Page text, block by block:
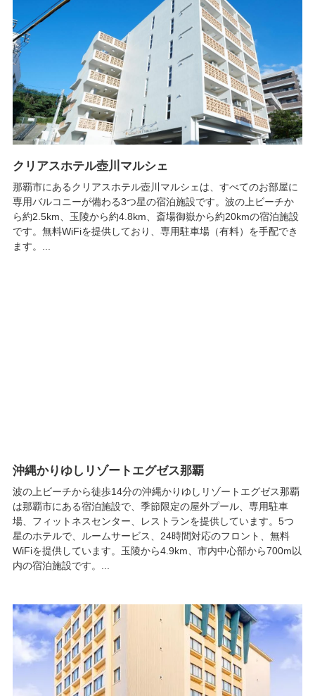
クリアスホテル壺川マルシェ
那覇市にあるクリアスホテル壺川マルシェは、すべてのお部屋に
専用バルコニーが備わる3つ星の宿泊施設です。波の上ビーチか
ら約2.5km、玉陵から約4.8km、斎場御嶽から約20kmの宿泊施設
です。無料WiFiを提供しており、専用駐車場（有料）を手配でき
ます。...
沖縄かりゆしリゾートエグゼス那覇
波の上ビーチから徒歩14分の沖縄かりゆしリゾートエグゼス那覇
は那覇市にある宿泊施設で、季節限定の屋外プール、専用駐車
場、フィットネスセンター、レストランを提供しています。5つ
星のホテルで、ルームサービス、24時間対応のフロント、無料
WiFiを提供しています。玉陵から4.9km、市内中心部から700m以
内の宿泊施設です。...